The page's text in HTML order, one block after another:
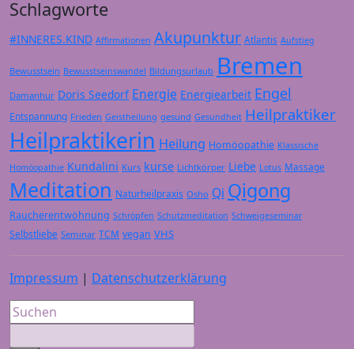
Schlagworte
#INNERES.KIND Affirmationen Akupunktur Atlantis Aufstieg
Bewusstsein Bewusstseinswandel Bildungsurlaub Bremen
Damanhur Doris Seedorf Energie Energiearbeit Engel
Entspannung Frieden Geistheilung gesund Gesundheit Heilpraktiker
Heilpraktikerin Heilung Homöopathie Klassische
Homöopathie Kundalini Kurs kurse Lichtkörper Liebe Lotus Massage
Meditation Naturheilpraxis Osho Qi Qigong
Raucherentwöhnung Schröpfen Schutzmeditation Schweigeseminar
Selbstliebe Seminar TCM vegan VHS
Impressum | Datenschutzerklärung